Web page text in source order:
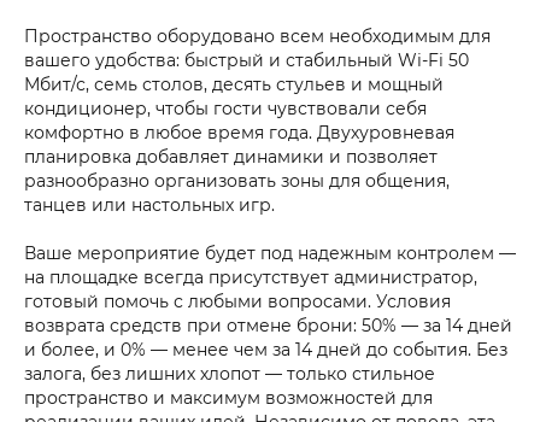
Пространство оборудовано всем необходимым для
вашего удобства: быстрый и стабильный Wi-Fi 50
Мбит/с, семь столов, десять стульев и мощный
кондиционер, чтобы гости чувствовали себя
комфортно в любое время года. Двухуровневая
планировка добавляет динамики и позволяет
разнообразно организовать зоны для общения,
танцев или настольных игр.
Ваше мероприятие будет под надежным контролем —
на площадке всегда присутствует администратор,
готовый помочь с любыми вопросами. Условия
возврата средств при отмене брони: 50% — за 14 дней
и более, и 0% — менее чем за 14 дней до события. Без
залога, без лишних хлопот — только стильное
пространство и максимум возможностей для